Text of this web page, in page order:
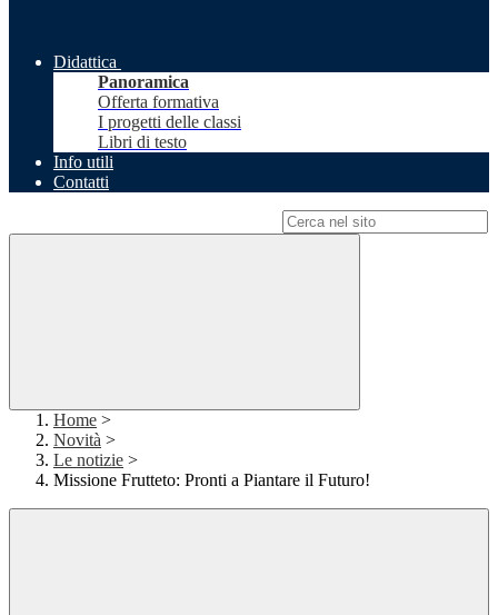
Didattica
Panoramica
Offerta formativa
I progetti delle classi
Libri di testo
Info utili
Contatti
Home >
Novità >
Le notizie >
Missione Frutteto: Pronti a Piantare il Futuro!